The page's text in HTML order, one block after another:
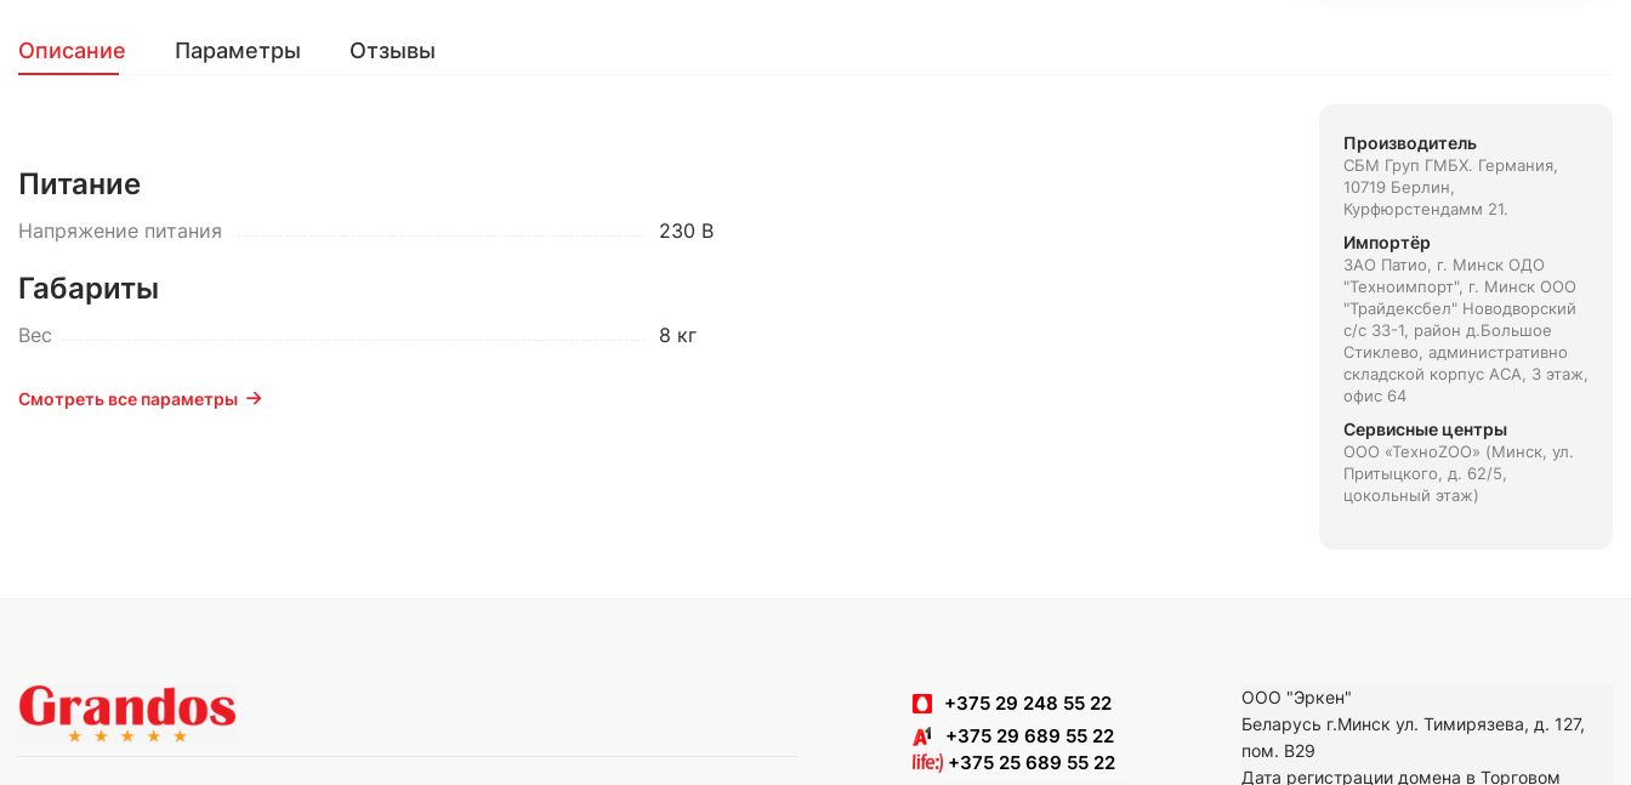
Описание Параметры Отзывы
Питание
Напряжение питания 230 В
Габариты
Вес 8 кг
Смотреть все параметры
Производитель
СБМ Груп ГМБХ. Германия,
10719 Берлин,
Курфюрстендамм 21.
Импортёр
ЗАО Патио, г. Минск ОДО
"Техноимпорт", г. Минск ООО
"Трайдексбел" Новодворский
с/с 33-1, район д.Большое
Стиклево, административно
складской корпус АСА, 3 этаж,
офис 64
Сервисные центры
ООО «ТехноZOO» (Минск, ул.
Притыцкого, д. 62/5,
цокольный этаж)
+375 29 248 55 22
+375 29 689 55 22
+375 25 689 55 22
ООО "Эркен"
Беларусь г.Минск ул. Тимирязева, д. 127,
пом. В29
Дата регистрации домена в Торговом